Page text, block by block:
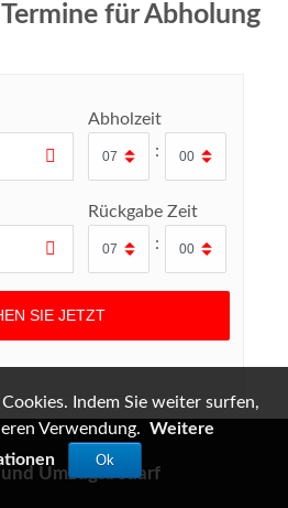
für Abholung
Abholzeit
:
Rückgabe Zeit
:
Umzugsbedarf
Indem Sie weiter surfen,
Verwendung. Weitere
Ok